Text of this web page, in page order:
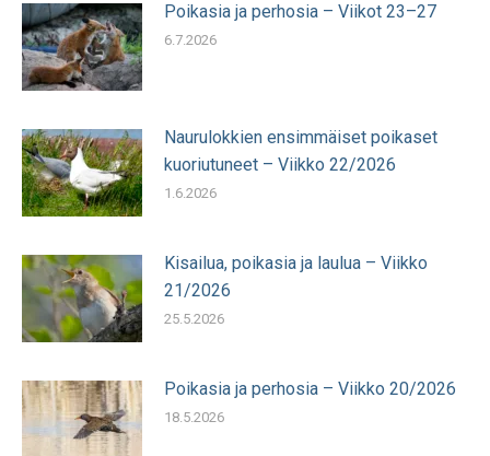
Poikasia ja perhosia – Viikot 23–27
6.7.2026
Naurulokkien ensimmäiset poikaset
kuoriutuneet – Viikko 22/2026
1.6.2026
Kisailua, poikasia ja laulua – Viikko
21/2026
25.5.2026
Poikasia ja perhosia – Viikko 20/2026
18.5.2026